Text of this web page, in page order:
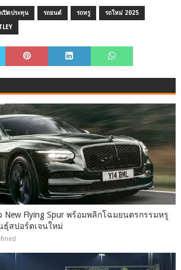
เปิดประทุน รถยนต์ รถหรู รถใหม่ 2025
New Flying Spur พร้อมพลิกโฉมยนตรกรรมหรู
ธุ์สปอร์ตเจนใหม่